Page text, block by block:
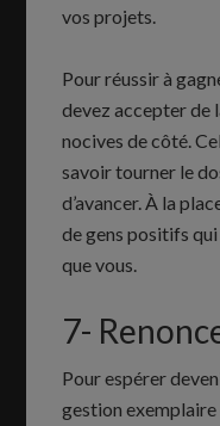
vos projets.
Pour réussir à
devez accepter de
nocives de côté.
savoir tourner le
d’avancer. À la
de gens positifs
que vous.
7-
Pour espérer
gestion exemplaire